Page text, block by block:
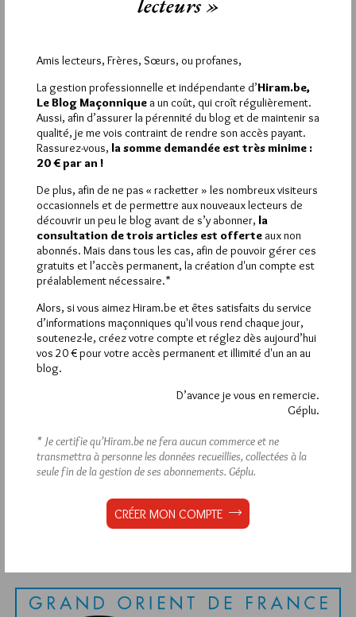
La rédaction de commentaires est
réservée aux abonnés.
Si vous souhaitez rédiger des
VOUS INSCRIRE
Déjà inscrit(e) ?
Hier samedi 8 août 2026, Hiram.be a reçu
2 926 pages
Plus d’informations
Quels sont les articles les plus lus du blog ?
lecteurs »
Amis lecteurs, Frères, Sœurs, ou profanes,
La gestion professionnelle et indépendante d’Hiram.be,
Le Blog Maçonnique a un coût, qui croît régulièrement.
Aussi, afin d’assurer la pérennité du blog et de maintenir sa
qualité, je me vois contraint de rendre son accès payant.
Rassurez-vous, la somme demandée est très minime :
20 € par an !
De plus, afin de ne pas « racketter » les nombreux visiteurs
occasionnels et de permettre aux nouveaux lecteurs de
découvrir un peu le blog avant de s’y abonner, la
consultation de trois articles est offerte aux non
abonnés. Mais dans tous les cas, afin de pouvoir gérer ces
gratuits et l’accès permanent, la création d'un compte est
préalablement nécessaire.*
Alors, si vous aimez Hiram.be et êtes satisfaits du service
d’informations maçonniques qu'il vous rend chaque jour,
soutenez-le, créez votre compte et réglez dès aujourd’hui
vos 20 € pour votre accès permanent et illimité d'un an au
blog.
D’avance je vous en remercie.
Géplu.
* Je certifie qu’Hiram.be ne fera aucun commerce et ne
transmettra à personne les données recueillies, collectées à la
seule fin de la gestion de ses abonnements. Géplu.
CRÉER MON COMPTE